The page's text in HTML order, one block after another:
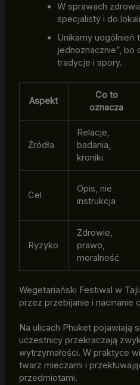
W sprawach
specjalisty i do
Unikamy uogólnień
jednoznacznie”, bo
tradycje i spory.
Aspekt
Co to
oznacza
Źródła
Relacje,
badania,
kroniki
Cel
Opis, nie
instrukcja
Ryzyko
Zdrowie,
prawo,
moralność
Wegetariański Festiwal w
przez przebijanie i nacinanie
Na ulicach Phuket pojawiają
uczestnicy przekraczają
wytrzymałości. W praktyce
twarz mieczami i
przedmiotami.